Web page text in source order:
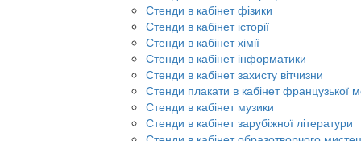
Стенди в кабінет фізики
Стенди в кабінет історії
Стенди в кабінет хімії
Стенди в кабінет інформатики
Стенди в кабінет захисту вітчизни
Стенди плакати в кабінет французької
Стенди в кабінет музики
Стенди в кабінет зарубіжної літератури